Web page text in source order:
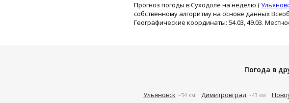
Прогноз погоды в Суходоле на неделю (
собственному алгоритму на основе данных
Географические координаты: 54.03, 49.03.
Погода в
Ульяновск ~54 км Димитровград ~43 км